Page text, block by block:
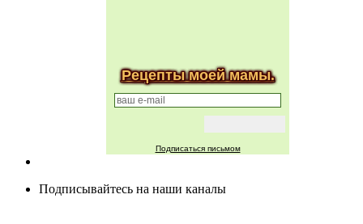
Рецепты моей мамы.
Подписаться письмом
Подписывайтесь на наши каналы